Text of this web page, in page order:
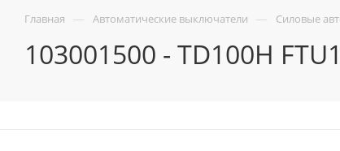
Главная — Автоматические выключатели — Силовые
103001500 - TD100H